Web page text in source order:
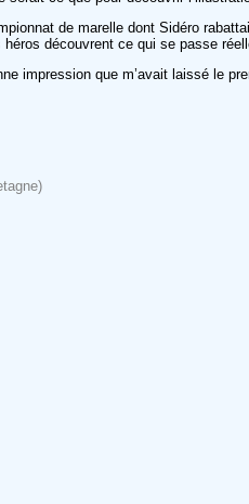
de marelle dont Sidéro
découvrent ce qui se passe
impression que m’avait laissé le